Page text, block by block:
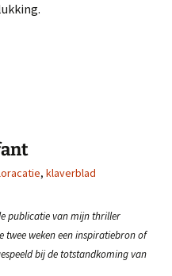
, klaverblad
publicatie van mijn thriller
twee weken een inspiratiebron of
bij de totstandkoming van